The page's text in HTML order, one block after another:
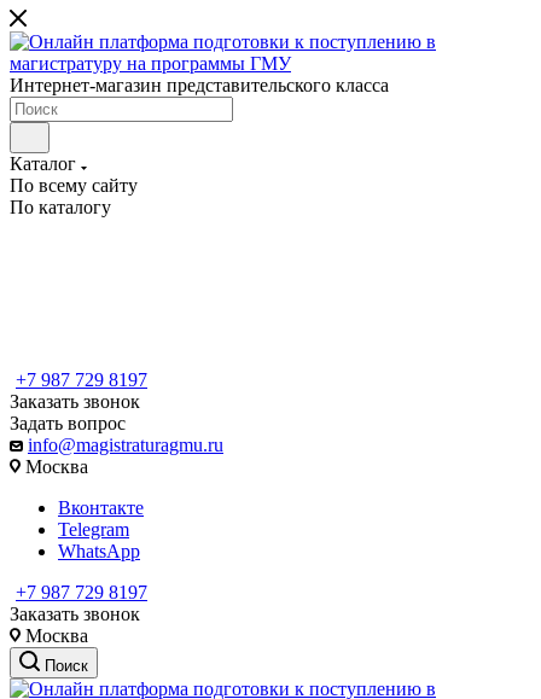
Интернет-магазин представительского класса
Каталог
По всему сайту
По каталогу
+7 987 729 8197
Заказать звонок
Задать вопрос
info@magistraturagmu.ru
Москва
Вконтакте
Telegram
WhatsApp
+7 987 729 8197
Заказать звонок
Москва
Поиск